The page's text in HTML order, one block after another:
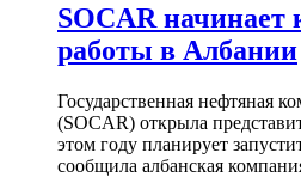
SOCAR начинает
работы в Албании
Государственная нефтяная
(SOCAR) открыла
этом году планирует
сообщила албанская